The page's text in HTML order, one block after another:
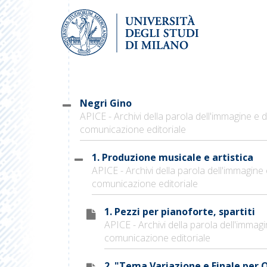
Negri Gino
APICE - Archivi della parola dell'immagine e
comunicazione editoriale
1. Produzione musicale e artistica
APICE - Archivi della parola dell'immagine
comunicazione editoriale
1. Pezzi per pianoforte, spartiti
APICE - Archivi della parola
comunicazione editoriale